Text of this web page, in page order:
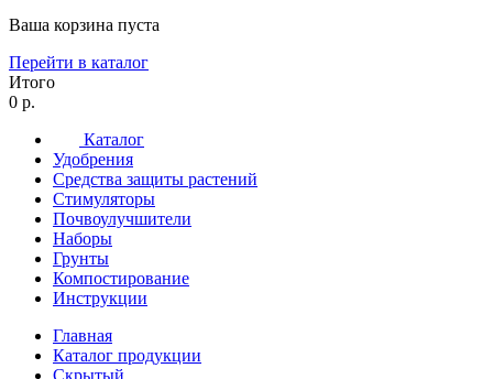
Ваша корзина пуста
Перейти в каталог
Итого
0 р.
Каталог
Удобрения
Средства защиты растений
Стимуляторы
Почвоулучшители
Наборы
Грунты
Компостирование
Инструкции
Главная
Каталог продукции